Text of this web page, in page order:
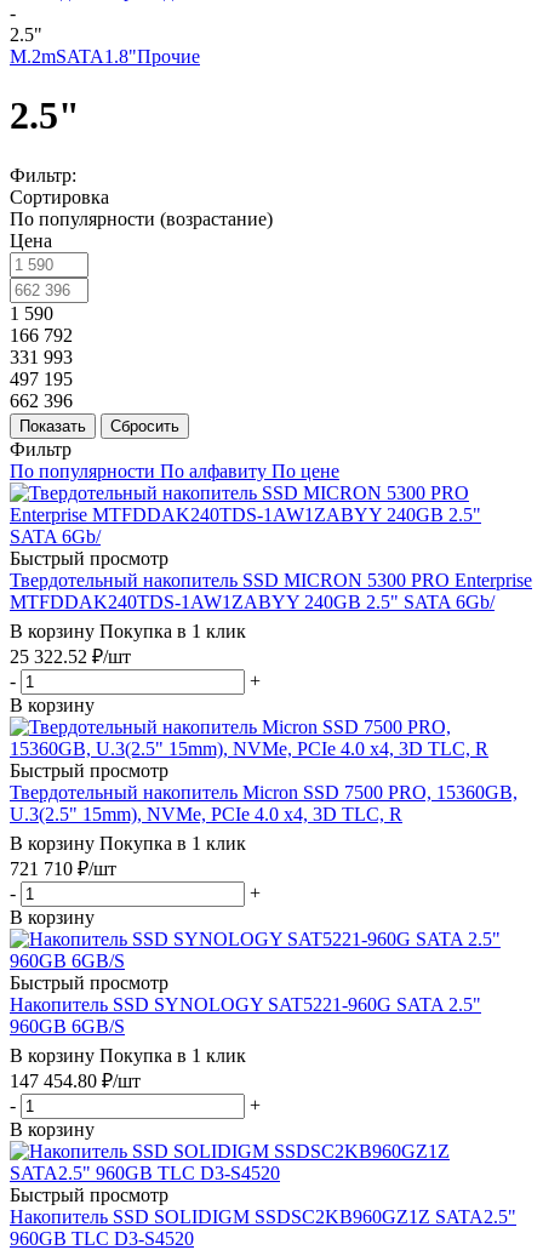
-
2.5"
M.2mSATA1.8"Прочие
2.5"
Фильтр:
Сортировка
По популярности (возрастание)
Цена
1 590
166 792
331 993
497 195
662 396
Показать Сбросить
Фильтр
По популярности По алфавиту По цене
Быстрый просмотр
Твердотельный накопитель SSD MICRON 5300 PRO Enterprise
MTFDDAK240TDS-1AW1ZABYY 240GB 2.5" SATA 6Gb/
В корзину Покупка в 1 клик
25 322.52 ₽/шт
-
+
В корзину
Быстрый просмотр
Твердотельный накопитель Micron SSD 7500 PRO, 15360GB,
U.3(2.5" 15mm), NVMe, PCIe 4.0 x4, 3D TLC, R
В корзину Покупка в 1 клик
721 710 ₽/шт
-
+
В корзину
Быстрый просмотр
Накопитель SSD SYNOLOGY SAT5221-960G SATA 2.5"
960GB 6GB/S
В корзину Покупка в 1 клик
147 454.80 ₽/шт
-
+
В корзину
Быстрый просмотр
Накопитель SSD SOLIDIGM SSDSC2KB960GZ1Z SATA2.5"
960GB TLC D3-S4520